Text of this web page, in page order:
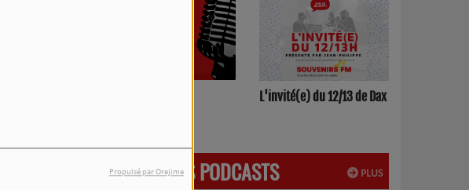
Propulsé par Orejime
L'invité(e) du 12/13 de Dax
PLUS
DERNIERS PODCASTS